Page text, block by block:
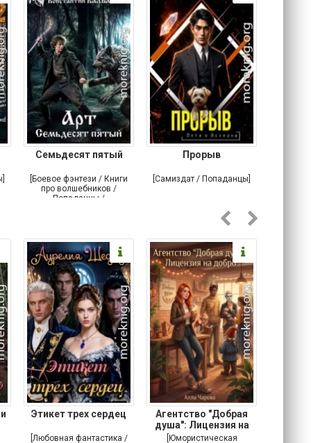
Семьдесят пятый
[Боевое фэнтези / Книги
про волшебников /
Попаданцы /
Прорыв
[Самиздат / Попаданцы]
Этикет трех сердец
[Любовная фантастика /
Агентство "Добрая
душа": Лицензия на
добро
[Юмористическая